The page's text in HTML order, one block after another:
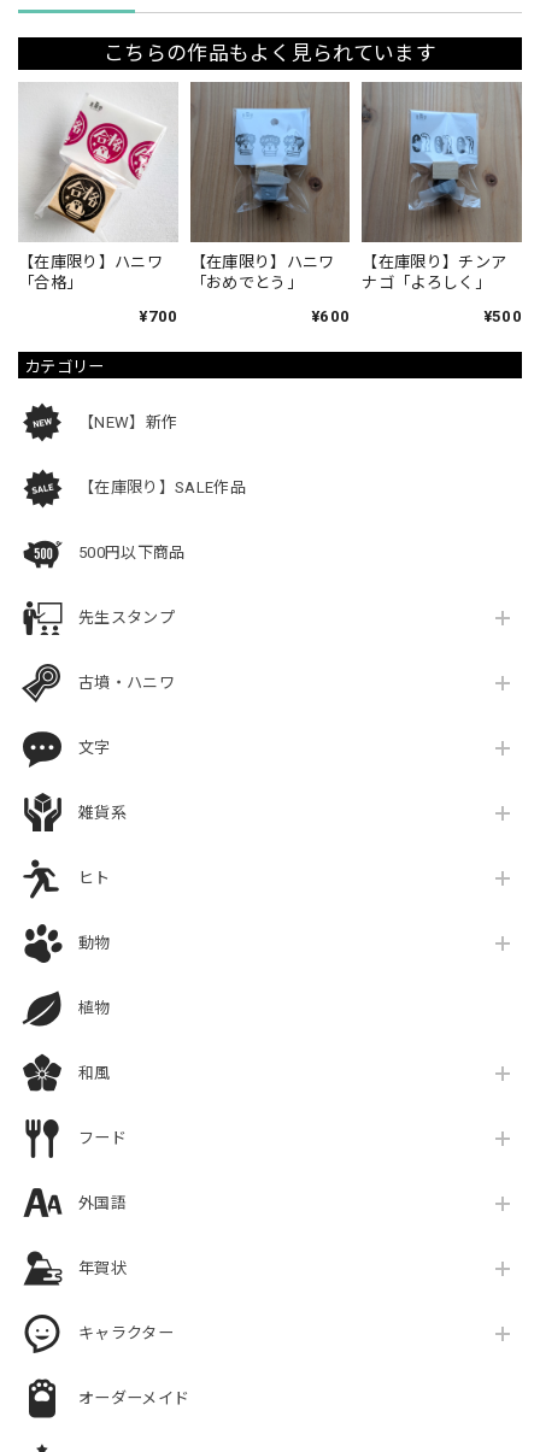
カテゴリー
【NEW】新作
【在庫限り】SALE作品
500円以下商品
先生スタンプ
古墳・ハニワ
文字
雑貨系
ヒト
動物
植物
和風
フード
外国語
年賀状
キャラクター
オーダーメイド
こちらの作品もよく見られています
【在庫限り】ハニワ
「合格」
¥700
【在庫限り】ハニワ
「おめでとう」
¥600
【在庫限り】チンア
ナゴ「よろしく」
¥500